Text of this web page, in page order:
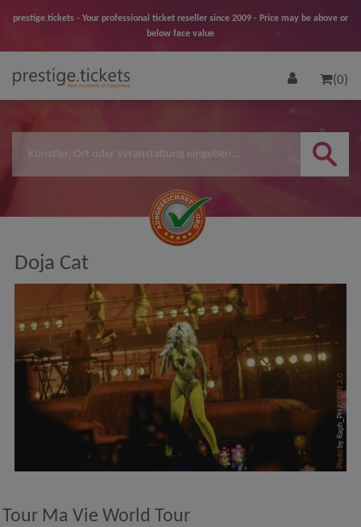
prestige.tickets - Your professional ticket reseller since 2009 - Price may be above or
below face value
(0)
Doja Cat
Photo
by Raph_PH /
CC BY 2.0
Tour Ma Vie World Tour